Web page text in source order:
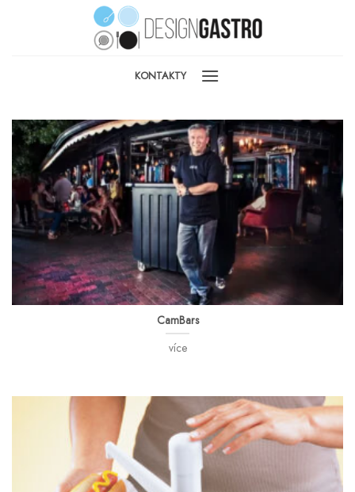
KONTAKTY
CamBars
více